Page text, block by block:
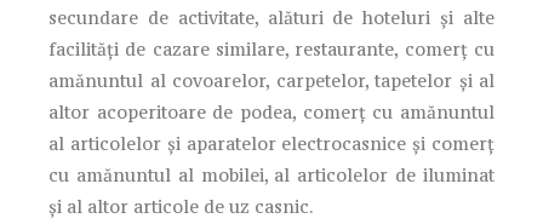
secundare de activitate, alături de hoteluri și alte
facilități de cazare similare, restaurante, comerț cu
amănuntul al covoarelor, carpetelor, tapetelor și al
altor acoperitoare de podea, comerț cu amănuntul
al articolelor și aparatelor electrocasnice și comerț
cu amănuntul al mobilei, al articolelor de iluminat
și al altor articole de uz casnic.